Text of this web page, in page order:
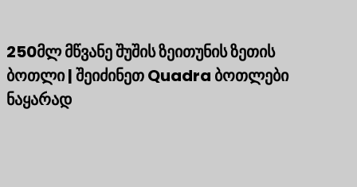
250მლ მწვანე შუშის ზეითუნის ზეთის
ბოთლი | შეიძინეთ Quadra ბოთლები
ნაყარად